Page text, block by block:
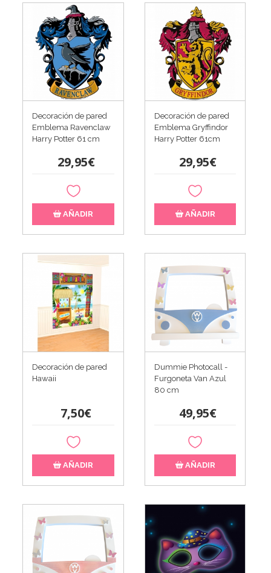
Decoración de pared
Emblema Ravenclaw
Harry Potter 61 cm​
29,95€
AÑADIR
Decoración de pared
Emblema Gryffindor
Harry Potter 61cm​
29,95€
AÑADIR
Decoración de pared
Hawaii
7,50€
AÑADIR
Dummie Photocall -
Furgoneta Van Azul
80 cm
49,95€
AÑADIR